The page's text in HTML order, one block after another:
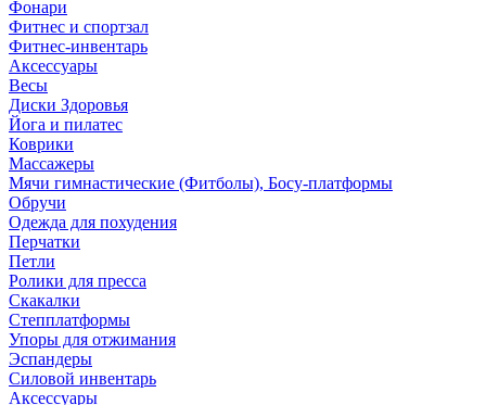
Фонари
Фитнес и спортзал
Фитнес-инвентарь
Аксессуары
Весы
Диски Здоровья
Йога и пилатес
Коврики
Массажеры
Мячи гимнастические (Фитболы), Босу-платформы
Обручи
Одежда для похудения
Перчатки
Петли
Ролики для пресса
Скакалки
Степплатформы
Упоры для отжимания
Эспандеры
Силовой инвентарь
Аксессуары